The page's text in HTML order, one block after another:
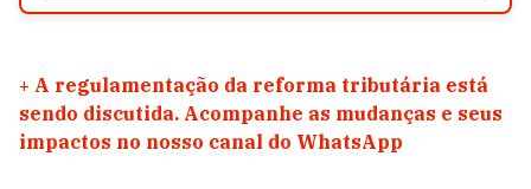
+ A regulamentação da reforma tributária está
sendo discutida. Acompanhe as mudanças e seus
impactos no nosso canal do WhatsApp